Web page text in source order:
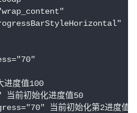
度值100
前初始化进度值50
当前初始化第2进度值